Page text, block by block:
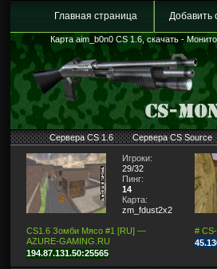
Главная страница Добавить
Карта aim_b0n0 CS 1.6, скачать -
Сервера CS 1.6 Сервера CS Source
Игроки:
29/32
Пинг:
14
Карта:
zm_fdust2x2
CS1.6 Зомби Мясо #1 [RU] —
AZURE-GAMING.RU
194.87.131.50:25565
#